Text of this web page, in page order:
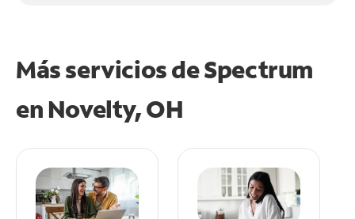
Más servicios de Spectrum
en Novelty, OH